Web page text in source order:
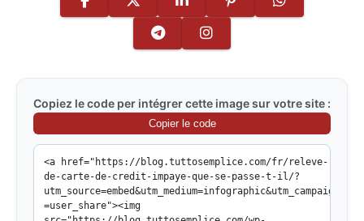
Copiez le code per intégrer cette image sur votre site :
Copier le code